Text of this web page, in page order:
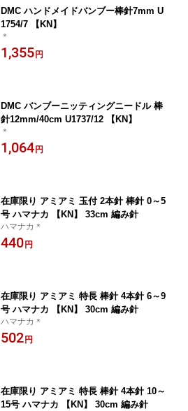
DMC ハンドメイドバンブー棒針7mm U
1754/7 【KN】
＊
1,355 円
DMC バンブーニッティングニードル 棒
針12mm/40cm U1737/12 【KN】
＊
1,064 円
在庫限り アミアミ 玉付 2本針 棒針 0～5
号 ハマナカ 【KN】 33cm 編み針
ハマナカ＊
440 円
在庫限り アミアミ 特長 棒針 4本針 6～9
号 ハマナカ 【KN】 30cm 編み針
ハマナカ＊
502 円
在庫限り アミアミ 特長 棒針 4本針 10～
15号 ハマナカ 【KN】 30cm 編み針